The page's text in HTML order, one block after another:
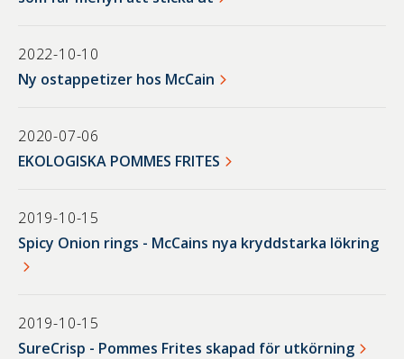
2022-10-10
Ny ostappetizer hos McCain
2020-07-06
EKOLOGISKA POMMES FRITES
2019-10-15
Spicy Onion rings - McCains nya kryddstarka lökring
2019-10-15
SureCrisp - Pommes Frites skapad för utkörning